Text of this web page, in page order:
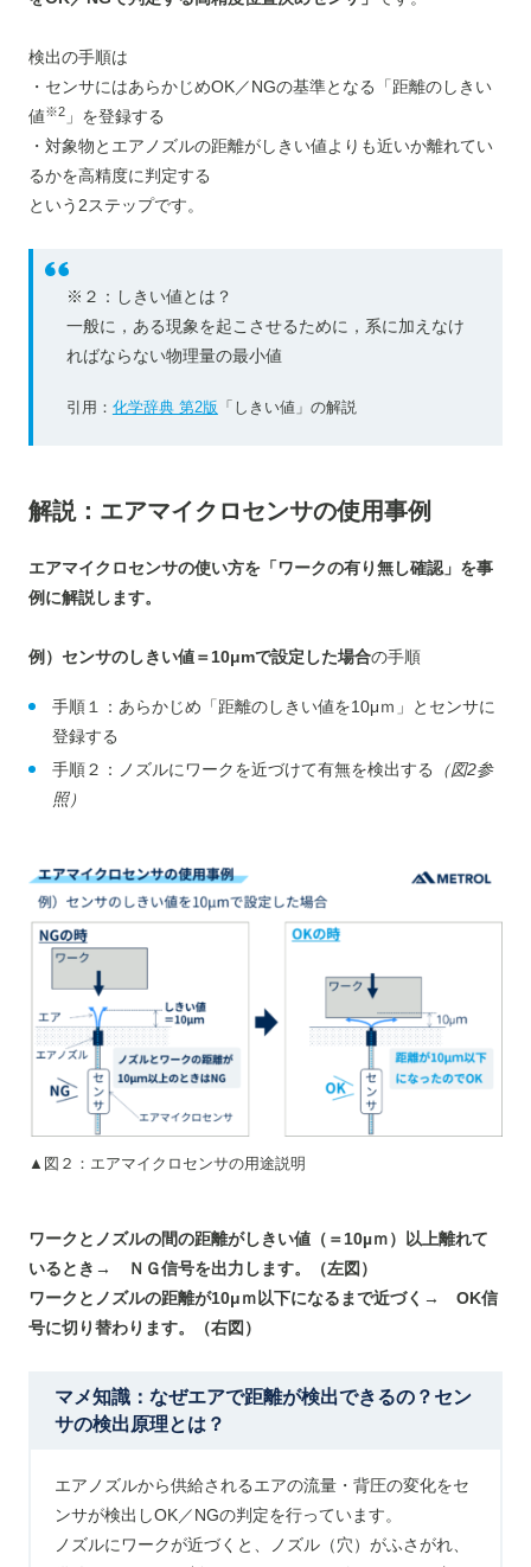
検出の手順は
・センサにはあらかじめOK／NGの基準となる「距離のしきい
値※2」を登録する
・対象物とエアノズルの距離がしきい値よりも近いか離れてい
るかを高精度に判定する
という2ステップです。
※２：しきい値とは？
一般に，ある現象を起こさせるために，系に加えなけ
ればならない物理量の最小値
引用： 化学辞典 第2版 「しきい値」の解説
解説：エアマイクロセンサの使用事例
エアマイクロセンサの使い方を「ワークの有り無し確認」を事
例に解説します。
例）センサのしきい値＝10μmで設定した場合の手順
手順１：あらかじめ「距離のしきい値を10μｍ」とセンサに
登録する
手順２：ノズルにワークを近づけて有無を検出する
（図2参
照）
▲図２：エアマイクロセンサの用途説明
ワークとノズルの間の距離がしきい値（＝10µｍ）以上離れて
いるとき→ ＮＧ信号を出力します。（左図）
ワークとノズルの距離が10μｍ以下になるまで近づく→ OK信
号に切り替わります。（右図）
マメ知識：なぜエアで距離が検出できるの？セン
サの検出原理とは？
エアノズルから供給されるエアの流量・背圧の変化をセ
ンサが検出しOK／NGの判定を行っています。
ノズルにワークが近づくと、ノズル（穴）がふさがれ、